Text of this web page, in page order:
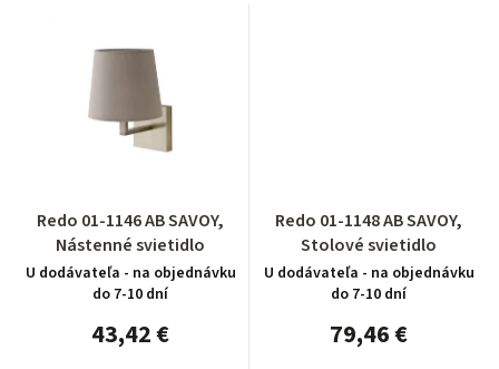
Redo 01-1146 AB SAVOY,
Nástenné svietidlo
U dodávateľa - na objednávku
do 7-10 dní
43,42 €
Redo 01-1148 AB SAVOY,
Stolové svietidlo
U dodávateľa - na objednávku
do 7-10 dní
79,46 €